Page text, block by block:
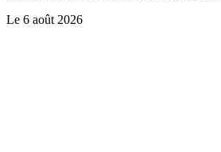
Le 6 août 2026